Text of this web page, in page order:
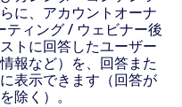
に、アカウントオーナ
ティング / ウェビナー後
トに回答したユーザー
報など）を、回答また
表示できます（回答が
除く）。